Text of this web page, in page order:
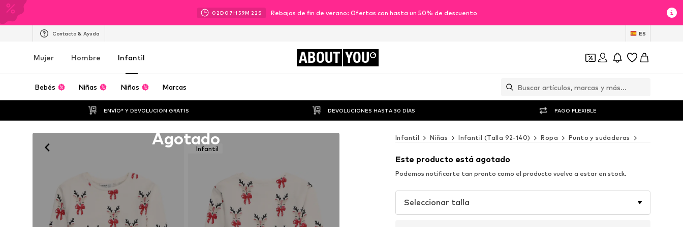
02D 07H 59M 20 S Rebajas de fin de verano: Ofertas con hasta un 50% de descuento
Contacto & Ayuda ES
Mujer Hombre Infantil ABOUT YOU
Bebés Niñas Niños Marcas
ENVÍO* Y DEVOLUCIÓN GRATIS DEVOLUCIONES HASTA 30 DÍAS PAGO FLEXIBLE
Infantil
Agotado Infantil Niñas Infantil (Talla 92-140) Ropa Punto y sudaderas
Este producto está agotado
Podemos notificarte tan pronto como el producto vuelva a estar en stock.
Seleccionar talla